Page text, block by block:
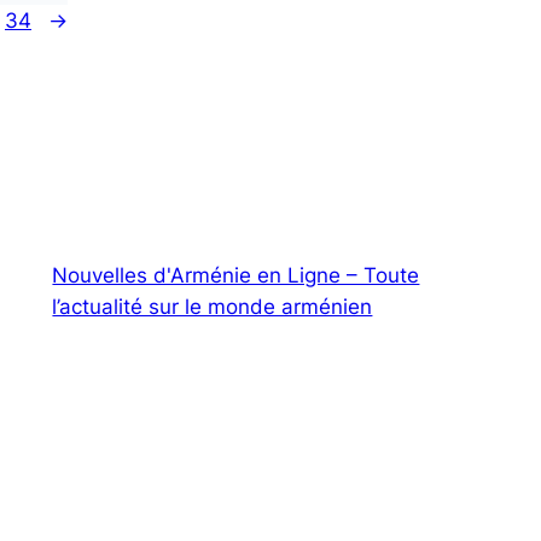
34 →
Nouvelles d'Arménie en Ligne – Toute
l’actualité sur le monde arménien